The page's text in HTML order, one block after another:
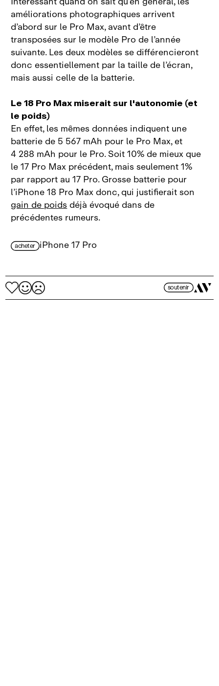
améliorations photographiques arrivent
d’abord sur le Pro Max, avant d’être
transposées sur le modèle Pro de l’année
suivante. Les deux modèles se différencieront
donc essentiellement par la taille de l’écran,
mais aussi celle de la batterie.
Le 18 Pro Max miserait sur l'autonomie (et
le poids)
En effet, les mêmes données indiquent une
batterie de 5 567 mAh pour le Pro Max, et
4 288 mAh pour le Pro. Soit 10% de mieux que
le 17 Pro Max précédent, mais seulement 1%
par rapport au 17 Pro. Grosse batterie pour
l’iPhone 18 Pro Max donc, qui justifierait son
gain de poidsdéjà évoqué dans de
précédentes rumeurs.
acheter iPhone 17 Pro
soutenir